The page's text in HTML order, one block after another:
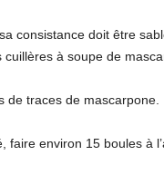
consistance doit être
à soupe de
de traces de mascarpone.
environ 15 boules à